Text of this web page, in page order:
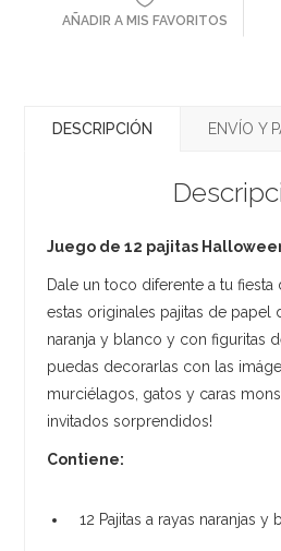
AÑADIR A MIS FAVORITOS
DESCRIPCIÓN ENVÍO Y
Juego de 12 pajitas
Dale un toco diferente a tu
estas originales pajitas de papel
naranja y blanco y con figuritas
puedas decorarlas con las
murciélagos, gatos y caras
invitados sorprendidos!
Contiene:
12 Pajitas a rayas naranjas y